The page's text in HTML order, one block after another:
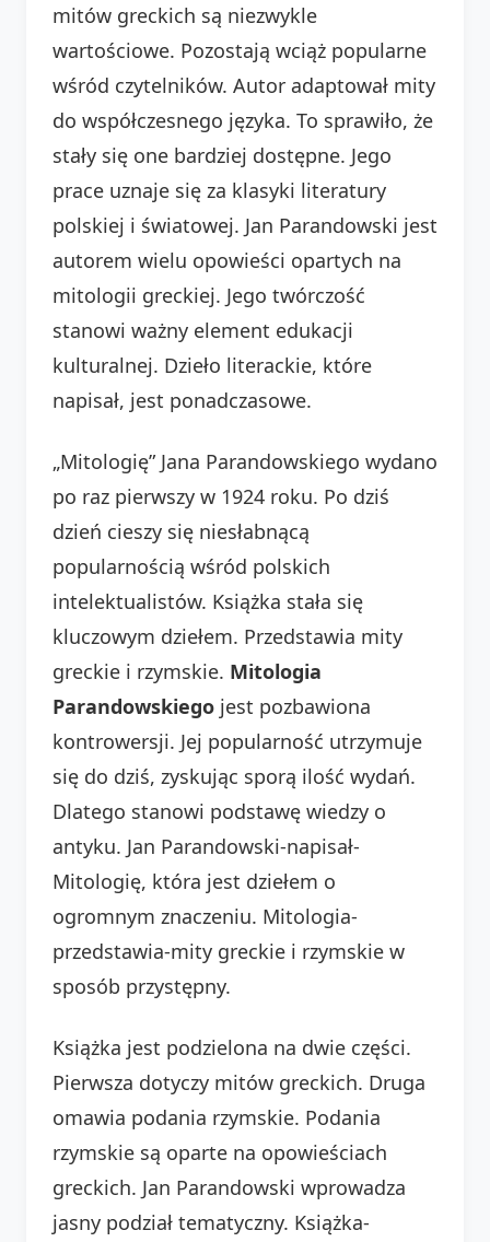
mitów greckich są niezwykle
wartościowe. Pozostają wciąż popularne
wśród czytelników. Autor adaptował mity
do współczesnego języka. To sprawiło, że
stały się one bardziej dostępne. Jego
prace uznaje się za klasyki literatury
polskiej i światowej. Jan Parandowski jest
autorem wielu opowieści opartych na
mitologii greckiej. Jego twórczość
stanowi ważny element edukacji
kulturalnej. Dzieło literackie, które
napisał, jest ponadczasowe.
„Mitologię” Jana Parandowskiego wydano
po raz pierwszy w 1924 roku. Po dziś
dzień cieszy się niesłabnącą
popularnością wśród polskich
intelektualistów. Książka stała się
kluczowym dziełem. Przedstawia mity
greckie i rzymskie. Mitologia
Parandowskiego jest pozbawiona
kontrowersji. Jej popularność utrzymuje
się do dziś, zyskując sporą ilość wydań.
Dlatego stanowi podstawę wiedzy o
antyku. Jan Parandowski-napisał-
Mitologię, która jest dziełem o
ogromnym znaczeniu. Mitologia-
przedstawia-mity greckie i rzymskie w
sposób przystępny.
Książka jest podzielona na dwie części.
Pierwsza dotyczy mitów greckich. Druga
omawia podania rzymskie. Podania
rzymskie są oparte na opowieściach
greckich. Jan Parandowski wprowadza
jasny podział tematyczny. Książka-